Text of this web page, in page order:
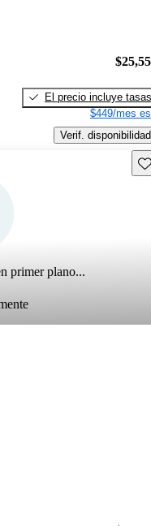
El precio incluye tasas
$449/mes
Verif. disponibilidad
primer plano...